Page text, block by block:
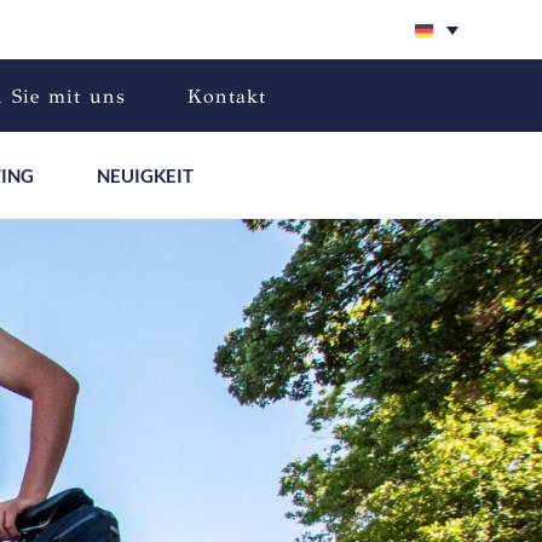
Sie mit uns Kontakt
NEUIGKEIT